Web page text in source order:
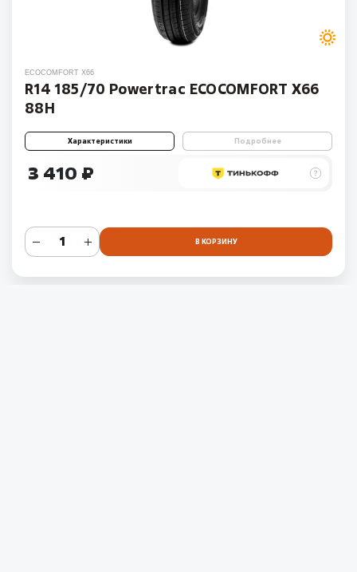
ECOCOMFORT X66
R14 185/70 Powertrac ECOCOMFORT X66
88H
Характеристики Подробнее
3 410 ₽
В КОРЗИНУ